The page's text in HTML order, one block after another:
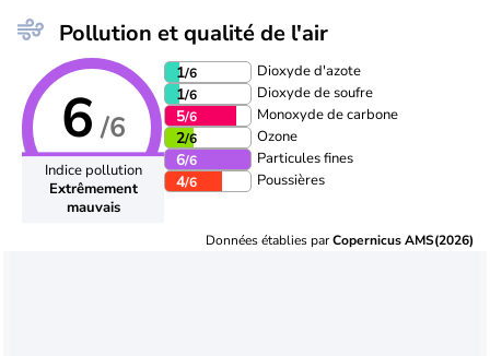
Pollution et qualité de l'air
6 /6
Indice pollution
Extrêmement
mauvais
1/6 Dioxyde d'azote
1/6 Dioxyde de soufre
5/6 Monoxyde de carbone
2/6 Ozone
6/6 Particules fines
4/6 Poussières
Données établies parCopernicus AMS(2026)